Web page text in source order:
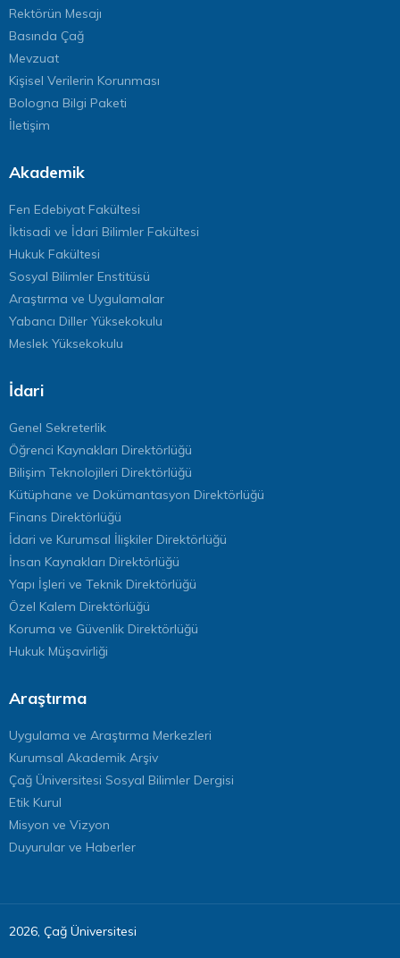
Rektörün Mesajı
Basında Çağ
Mevzuat
Kişisel Verilerin Korunması
Bologna Bilgi Paketi
İletişim
Akademik
Fen Edebiyat Fakültesi
İktisadi ve İdari Bilimler Fakültesi
Hukuk Fakültesi
Sosyal Bilimler Enstitüsü
Araştırma ve Uygulamalar
Yabancı Diller Yüksekokulu
Meslek Yüksekokulu
İdari
Genel Sekreterlik
Öğrenci Kaynakları Direktörlüğü
Bilişim Teknolojileri Direktörlüğü
Kütüphane ve Dokümantasyon Direktörlüğü
Finans Direktörlüğü
İdari ve Kurumsal İlişkiler Direktörlüğü
İnsan Kaynakları Direktörlüğü
Yapı İşleri ve Teknik Direktörlüğü
Özel Kalem Direktörlüğü
Koruma ve Güvenlik Direktörlüğü
Hukuk Müşavirliği
Araştırma
Uygulama ve Araştırma Merkezleri
Kurumsal Akademik Arşiv
Çağ Üniversitesi Sosyal Bilimler Dergisi
Etik Kurul
Misyon ve Vizyon
Duyurular ve Haberler
2026, Çağ Üniversitesi